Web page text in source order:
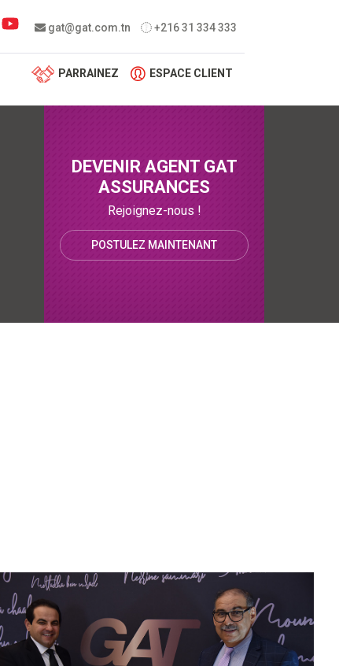
gat@gat.com.tn +216 31 334 333
PARRAINEZ ESPACE CLIENT
DEVENIR AGENT GAT
ASSURANCES
Rejoignez-nous !
POSTULEZ MAINTENANT